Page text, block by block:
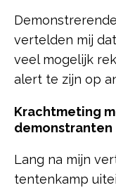
vertelden mij
veel mogelijk
alert te zijn op
Krachtmeting
demonstranten
Lang na mijn
tentenkamp